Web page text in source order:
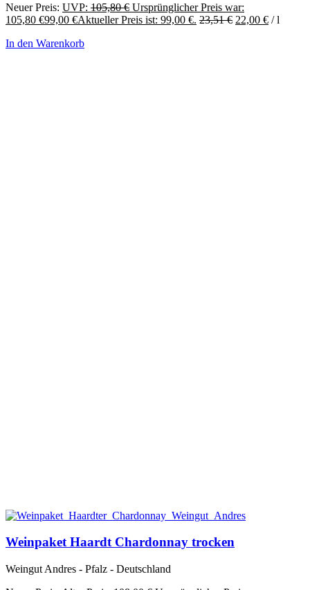
Neuer Preis: UVP: 105,80€ Ursprünglicher Preis war:
105,80 €99,00 €Aktueller Preis ist: 99,00 €. 23,51€ 22,00 € /l
In den Warenkorb
Weinpaket Haardt Chardonnay trocken
Weingut Andres - Pfalz - Deutschland